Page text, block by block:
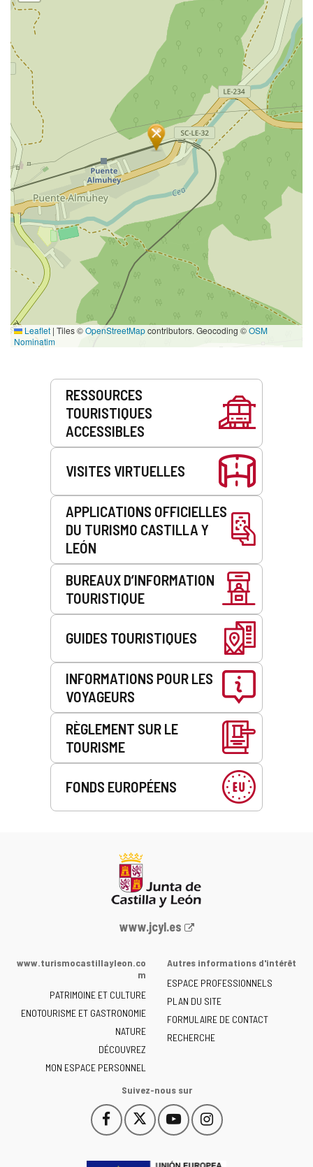
Leaflet | Tiles ©OpenStreetMapcontributors. Geocoding ©OSM
Nominatim
Prestations
RESSOURCES
TOURISTIQUES
ACCESSIBLES
VISITES VIRTUELLES
APPLICATIONS OFFICIELLES
DU TURISMO CASTILLA Y
LEÓN
BUREAUX D’INFORMATION
TOURISTIQUE
GUIDES TOURISTIQUES
INFORMATIONS POUR LES
VOYAGEURS
RÈGLEMENT SUR LE
TOURISME
FONDS EUROPÉENS
Portail
la
de
Castilla
y
León
-
www.jcyl.es
www.turismocastillayleon.co
m
PATRIMOINE ET CULTURE
ENOTOURISME ET GASTRONOMIE
NATURE
DÉCOUVREZ
MON ESPACE PERSONNEL
Autres informations d'intérêt
ESPACE PROFESSIONNELS
PLAN DU SITE
FORMULAIRE DE CONTACT
RECHERCHE
Suivez-nous sur
Facebook
Este
enlace
Este
enlace
YouTube
Este
enlace
Instagram
Este
enlace